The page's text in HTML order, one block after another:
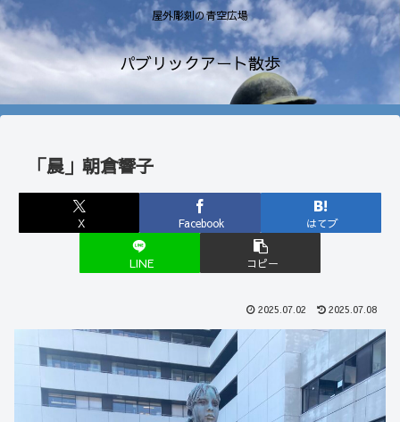
屋外彫刻の青空広場
パブリックアート散歩
「晨」朝倉響子
X Facebook はてブ
LINE コピー
2025.07.02 2025.07.08